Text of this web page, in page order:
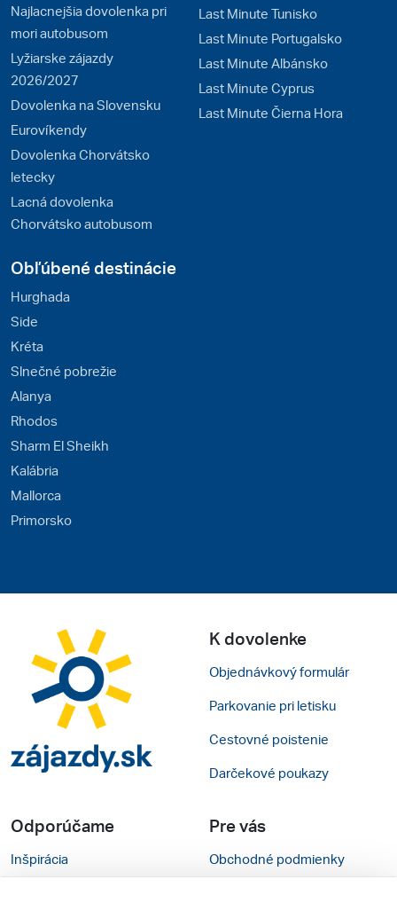
Najlacnejšia dovolenka pri
mori autobusom
Lyžiarske zájazdy
2026/2027
Dovolenka na Slovensku
Eurovíkendy
Dovolenka Chorvátsko
letecky
Lacná dovolenka
Chorvátsko autobusom
Last Minute Tunisko
Last Minute Portugalsko
Last Minute Albánsko
Last Minute Cyprus
Last Minute Čierna Hora
Obľúbené destinácie
Hurghada
Side
Kréta
Slnečné pobrežie
Alanya
Rhodos
Sharm El Sheikh
Kalábria
Mallorca
Primorsko
K dovolenke
Objednávkový formulár
Parkovanie pri letisku
Cestovné poistenie
Darčekové poukazy
Odporúčame
Inšpirácia
Pre vás
Obchodné podmienky